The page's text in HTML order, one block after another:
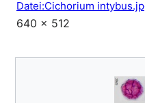
Datei:Cichorium
640 × 512